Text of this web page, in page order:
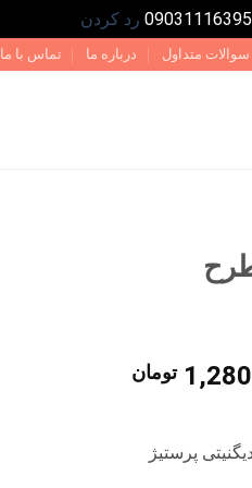
رد کردن
سوالات متداول درباره ما تماس با ما
تومان
پرستیژ